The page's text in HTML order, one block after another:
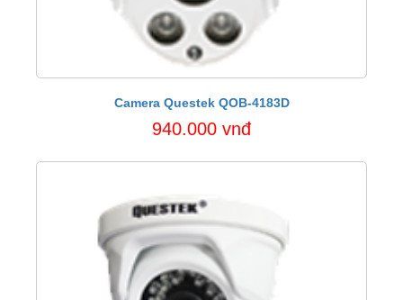
Camera Questek QOB-4183D
940.000 vnđ